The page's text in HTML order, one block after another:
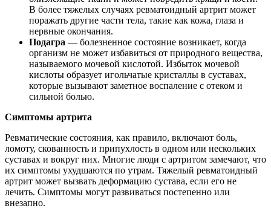
В более тяжелых случаях ревматоидный артрит может
поражать другие части тела, такие как кожа, глаза и
нервные окончания.
Подагра — болезненное состояние возникает, когда
организм не может избавиться от природного вещества,
называемого мочевой кислотой. Избыток мочевой
кислоты образует игольчатые кристаллы в суставах,
которые вызывают заметное воспаление с отеком и
сильной болью.
Симптомы артрита
Ревматические состояния, как правило, включают боль,
ломоту, скованность и припухлость в одном или нескольких
суставах и вокруг них. Многие люди с артритом замечают, что
их симптомы ухудшаются по утрам. Тяжелый ревматоидный
артрит может вызвать деформацию сустава, если его не
лечить. Симптомы могут развиваться постепенно или
внезапно.